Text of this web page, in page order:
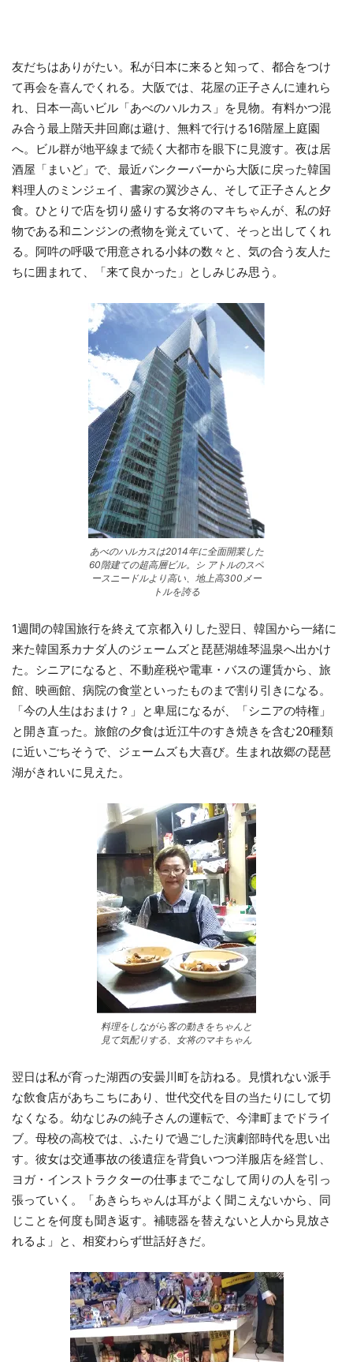
友だちはありがたい。私が日本に来ると知って、都合をつけ
て再会を喜んでくれる。大阪では、花屋の正子さんに連れら
れ、日本一高いビル「あべのハルカス」を見物。有料かつ混
み合う最上階天井回廊は避け、無料で行ける16階屋上庭園
へ。ビル群が地平線まで続く大都市を眼下に見渡す。夜は居
酒屋「まいど」で、最近バンクーバーから大阪に戻った韓国
料理人のミンジェイ、書家の翼沙さん、そして正子さんと夕
食。ひとりで店を切り盛りする女将のマキちゃんが、私の好
物である和ニンジンの煮物を覚えていて、そっと出してくれ
る。阿吽の呼吸で用意される小鉢の数々と、気の合う友人た
ちに囲まれて、「来て良かった」としみじみ思う。
あべのハルカスは2014年に全面開業した
60階建ての超高層ビル。シ アトルのスペ
ースニードルより高い、地上高300メー
トルを誇る
1週間の韓国旅行を終えて京都入りした翌日、韓国から一緒に
来た韓国系カナダ人のジェームズと琵琶湖雄琴温泉へ出かけ
た。シニアになると、不動産税や電車・バスの運賃から、旅
館、映画館、病院の食堂といったものまで割り引きになる。
「今の人生はおまけ？」と卑屈になるが、「シニアの特権」
と開き直った。旅館の夕食は近江牛のすき焼きを含む20種類
に近いごちそうで、ジェームズも大喜び。生まれ故郷の琵琶
湖がきれいに見えた。
料理をしながら客の動きをちゃんと
見て気配りする、女将のマキちゃん
翌日は私が育った湖西の安曇川町を訪ねる。見慣れない派手
な飲食店があちこちにあり、世代交代を目の当たりにして切
なくなる。幼なじみの純子さんの運転で、今津町までドライ
ブ。母校の高校では、ふたりで過ごした演劇部時代を思い出
す。彼女は交通事故の後遺症を背負いつつ洋服店を経営し、
ヨガ・インストラクターの仕事までこなして周りの人を引っ
張っていく。「あきらちゃんは耳がよく聞こえないから、同
じことを何度も聞き返す。補聴器を替えないと人から見放さ
れるよ」と、相変わらず世話好きだ。